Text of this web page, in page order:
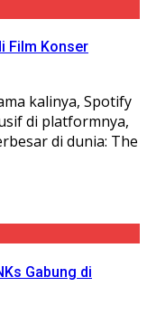
Film Konser
kalinya, Spotify
di platformnya,
di dunia: The
Gabung di